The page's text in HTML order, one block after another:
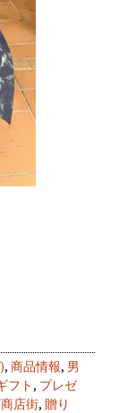
, 商品情報, 男
フト , プレゼ
店街, 贈り